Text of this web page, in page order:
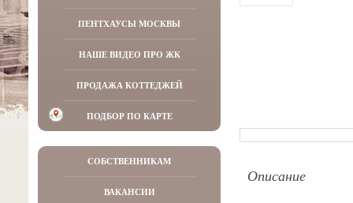
ПЕНТХАУСЫ МОСКВЫ
НАШЕ ВИДЕО ПРО ЖК
ПРОДАЖА КОТТЕДЖЕЙ
ПОДБОР ПО КАРТЕ
СОБСТВЕННИКАМ
ВАКАНСИИ
Описание